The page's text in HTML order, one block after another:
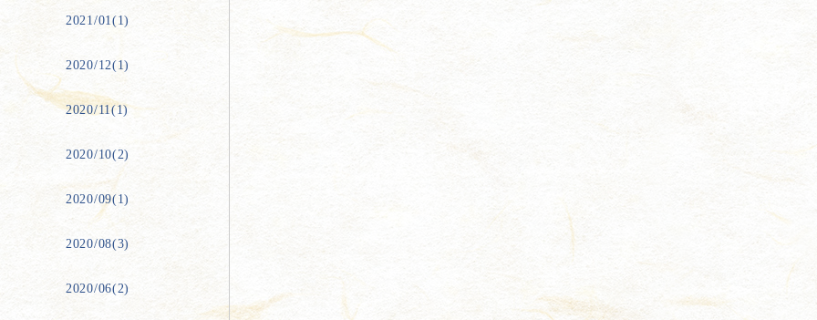
2021/01(1)
2020/12(1)
2020/11(1)
2020/10(2)
2020/09(1)
2020/08(3)
2020/06(2)